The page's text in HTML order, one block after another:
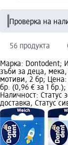
Проверка на
56 продукта
Марка: Dontodent;
зъби за деца,
мотиви, 2 бр;
бр. (0,96 € за 1
Наличност: Статус
доставка, Статус